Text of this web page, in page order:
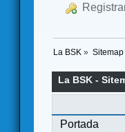
La BSK » Sitemap
La BSK -
Portada